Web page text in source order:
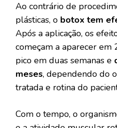
Ao contrário de
plásticas, o botox tem
Após a aplicação, os
começam a aparecer em
pico em duas semanas e
meses, dependendo do
tratada e rotina do
Com o tempo, o